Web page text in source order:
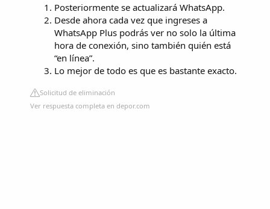
Posteriormente se actualizará WhatsApp.
Desde ahora cada vez que ingreses a
WhatsApp Plus podrás ver no solo la última
hora de conexión, sino también quién está
“en línea”.
Lo mejor de todo es que es bastante exacto.
Solicitud de eliminación
Ver respuesta completa en depor.com